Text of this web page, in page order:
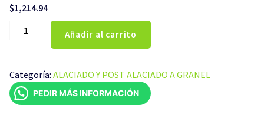
$1,214.94
CREMA
ALACIADO
CUBETA
DE
Añadir al carrito
Categoría: ALACIADO Y POST ALACIADO A GRANEL
PEDIR MÁS INFORMACIÓN